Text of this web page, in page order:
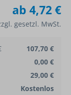
ab 4,72 €
gesetzl. MwSt.
107,70 €
0,00 €
29,00 €
Kostenlos